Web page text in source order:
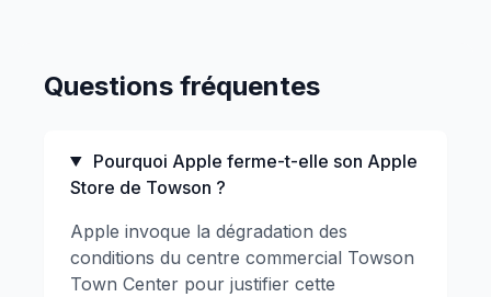
Questions fréquentes
Pourquoi Apple ferme-t-elle son Apple
Store de Towson ?
Apple invoque la dégradation des
conditions du centre commercial Towson
Town Center pour justifier cette